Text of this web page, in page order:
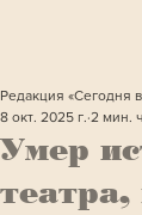
Умер
Редакция «Сегодня
8 окт. 2025 г. 2 мин.